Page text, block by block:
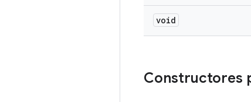
void
Constructores